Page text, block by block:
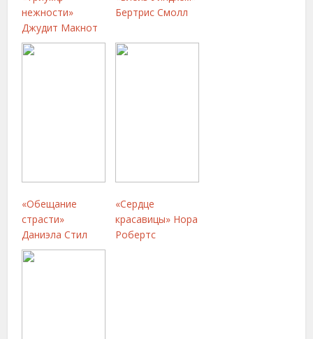
нежности»
Джудит Макнот
Бертрис Смолл
«Обещание
страсти»
Даниэла Стил
«Сердце
красавицы» Нора
Робертс